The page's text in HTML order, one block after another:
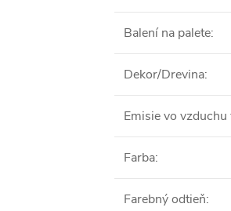
Balení na palete:
Dekor/Drevina:
Emisie vo
Farba:
Farebný odtieň: